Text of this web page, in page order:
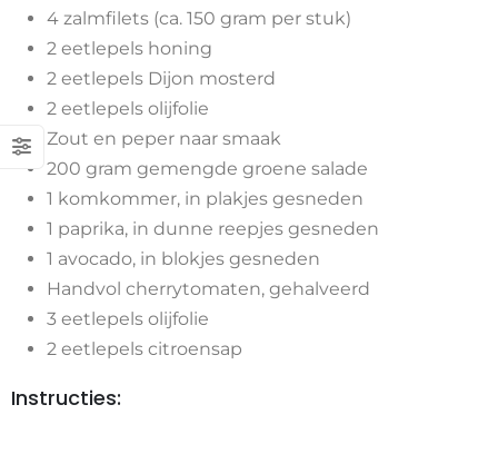
4 zalmfilets (ca. 150 gram per stuk)
2 eetlepels honing
2 eetlepels Dijon mosterd
2 eetlepels olijfolie
Zout en peper naar smaak
200 gram gemengde groene salade
1 komkommer, in plakjes gesneden
1 paprika, in dunne reepjes gesneden
1 avocado, in blokjes gesneden
Handvol cherrytomaten, gehalveerd
3 eetlepels olijfolie
2 eetlepels citroensap
Instructies: